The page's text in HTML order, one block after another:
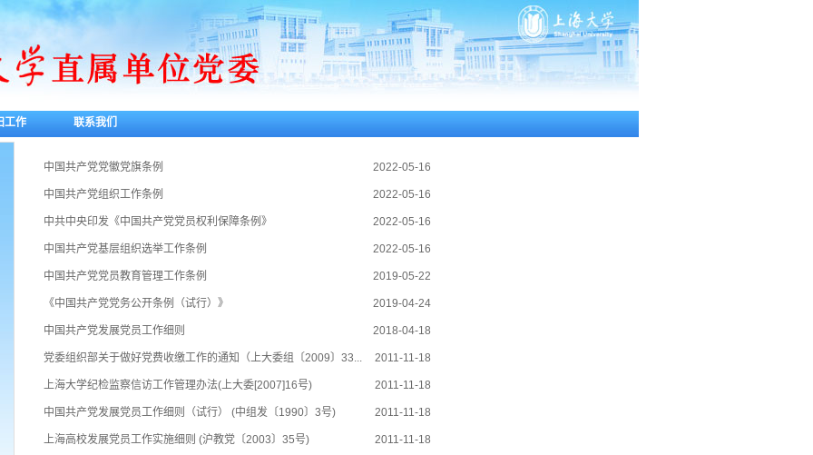
工作 联系我们
中国共产党党徽党旗条例 2022-05-16
中国共产党组织工作条例 2022-05-16
中共中央印发《中国共产党党员权利保障条例》 2022-05-16
中国共产党基层组织选举工作条例 2022-05-16
中国共产党党员教育管理工作条例 2019-05-22
《中国共产党党务公开条例（试行）》 2019-04-24
中国共产党发展党员工作细则 2018-04-18
党委组织部关于做好党费收缴工作的通知（上大委组〔2009〕33... 2011-11-18
上海大学纪检监察信访工作管理办法(上大委[2007]16号) 2011-11-18
中国共产党发展党员工作细则（试行） (中组发〔1990〕3号) 2011-11-18
上海高校发展党员工作实施细则 (沪教党〔2003〕35号) 2011-11-18